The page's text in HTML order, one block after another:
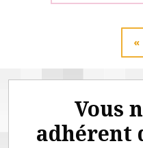
«
Vous
adhérent